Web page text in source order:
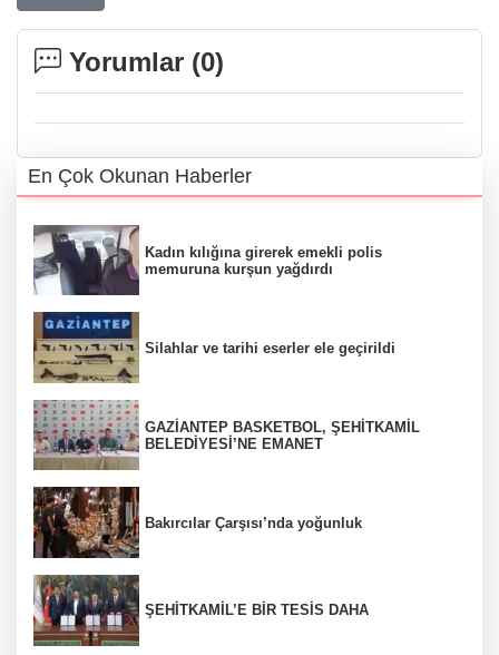
Yorumlar (0)
En Çok Okunan Haberler
Kadın kılığına girerek emekli polis
memuruna kurşun yağdırdı
Silahlar ve tarihi eserler ele geçirildi
GAZİANTEP BASKETBOL, ŞEHİTKAMİL
BELEDİYESİ’NE EMANET
Bakırcılar Çarşısı’nda yoğunluk
ŞEHİTKAMİL’E BİR TESİS DAHA